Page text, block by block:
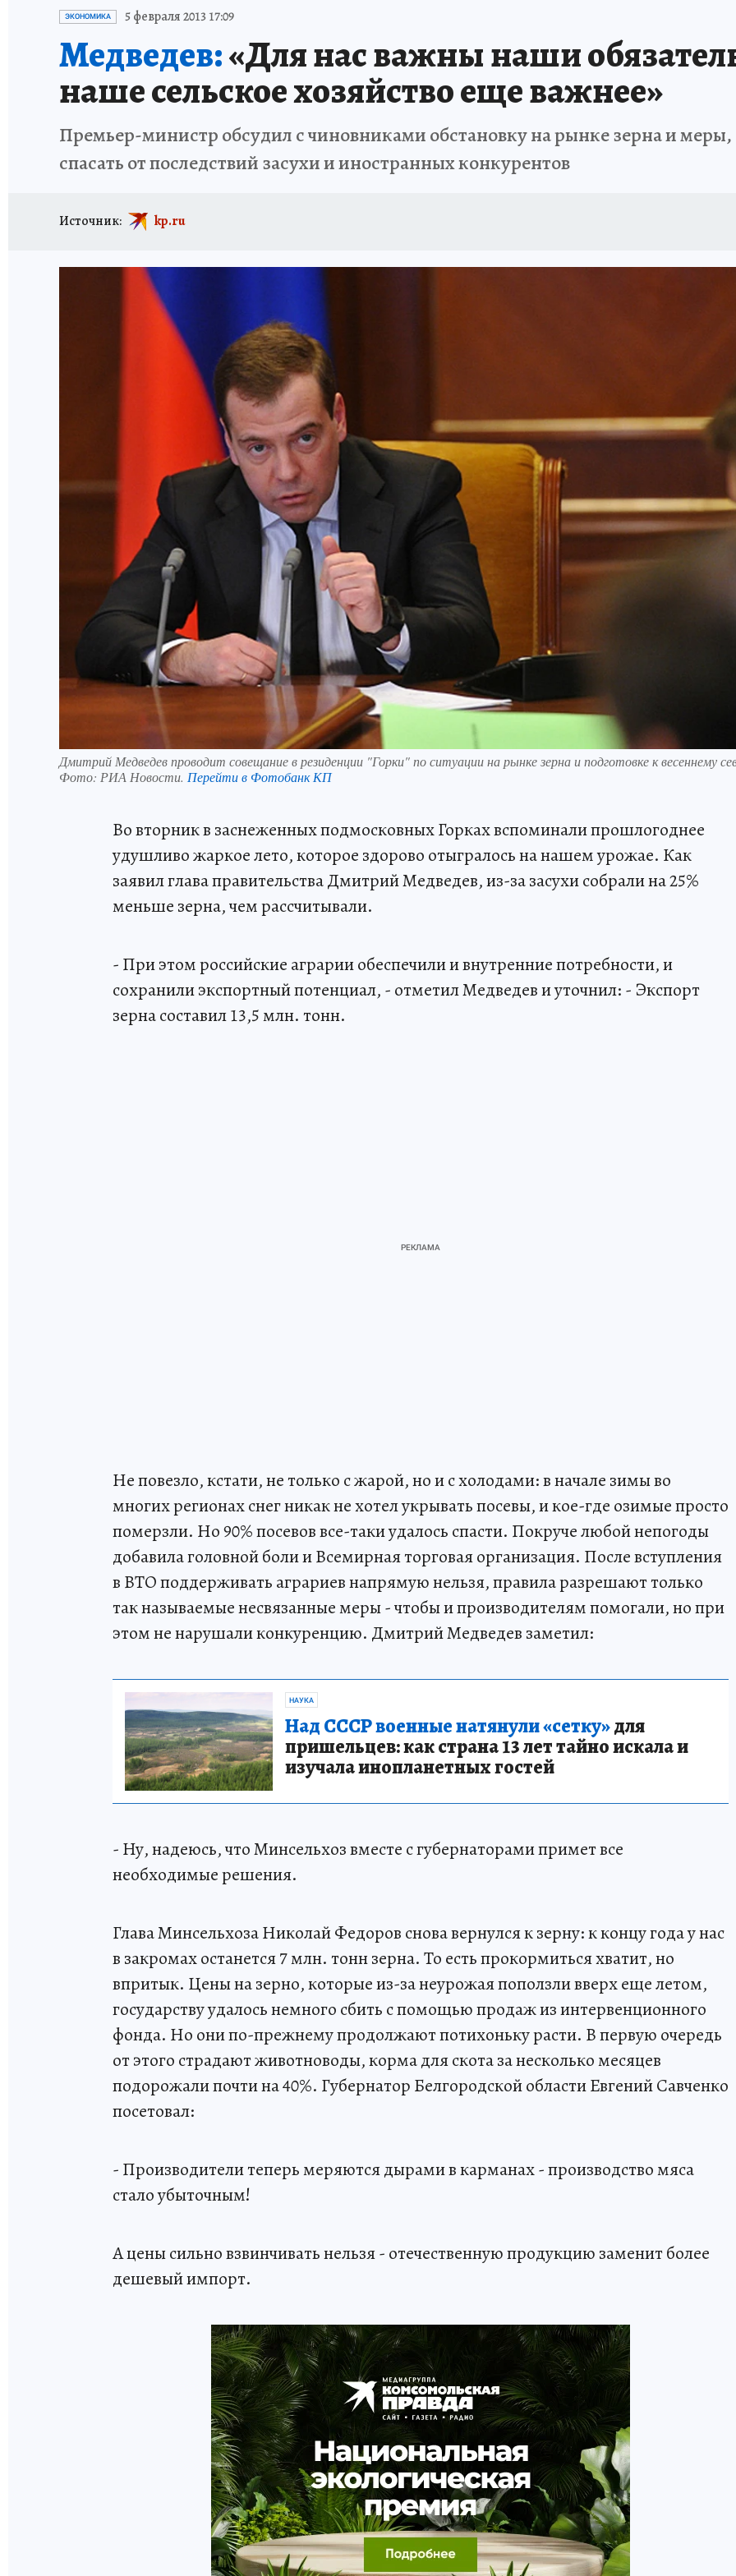
ИСПЫТАНО НА СЕБЕ
ЭКОНОМИКА 5 февраля 2013 17:09
Медведев:«Для нас важны наши
наше сельское хозяйство еще важнее»
Премьер-министр обсудил с чиновниками обстановку на рынке зерна и
спасать от последствий засухи и иностранных конкурентов
Источник: kp.ru
Дмитрий Медведев проводит совещание в резиденции "Горки" по ситуации на рынке зерна и подготовке к весеннему
Фото: РИА Новости. Перейти в Фотобанк КП
Во вторник в заснеженных подмосковных Горках вспоминали прошлогоднее
удушливо жаркое лето, которое здорово отыгралось на нашем урожае. Как
заявил глава правительства Дмитрий Медведев, из-за засухи собрали на 25%
меньше зерна, чем рассчитывали.
- При этом российские аграрии обеспечили и внутренние потребности, и
сохранили экспортный потенциал, - отметил Медведев и уточнил: - Экспорт
зерна составил 13,5 млн. тонн.
Не повезло, кстати, не только с жарой, но и с холодами: в начале зимы во
многих регионах снег никак не хотел укрывать посевы, и кое-где озимые просто
померзли. Но 90% посевов все-таки удалось спасти. Покруче любой непогоды
добавила головной боли и Всемирная торговая организация. После вступления
в ВТО поддерживать аграриев напрямую нельзя, правила разрешают только
так называемые несвязанные меры - чтобы и производителям помогали, но при
этом не нарушали конкуренцию. Дмитрий Медведев заметил:
НАУКА
Над СССР военные натянули «сетку»для
пришельцев: как страна 13 лет тайно искала и
изучала инопланетных гостей
- Ну, надеюсь, что Минсельхоз вместе с губернаторами примет все
необходимые решения.
Глава Минсельхоза Николай Федоров снова вернулся к зерну: к концу года у нас
в закромах останется 7 млн. тонн зерна. То есть прокормиться хватит, но
впритык. Цены на зерно, которые из-за неурожая поползли вверх еще летом,
государству удалось немного сбить с помощью продаж из интервенционного
фонда. Но они по-прежнему продолжают потихоньку расти. В первую очередь
от этого страдают животноводы, корма для скота за несколько месяцев
подорожали почти на 40%. Губернатор Белгородской области Евгений Савченко
посетовал:
- Производители теперь меряются дырами в карманах - производство мяса
стало убыточным!
А цены сильно взвинчивать нельзя - отечественную продукцию заменит более
дешевый импорт.